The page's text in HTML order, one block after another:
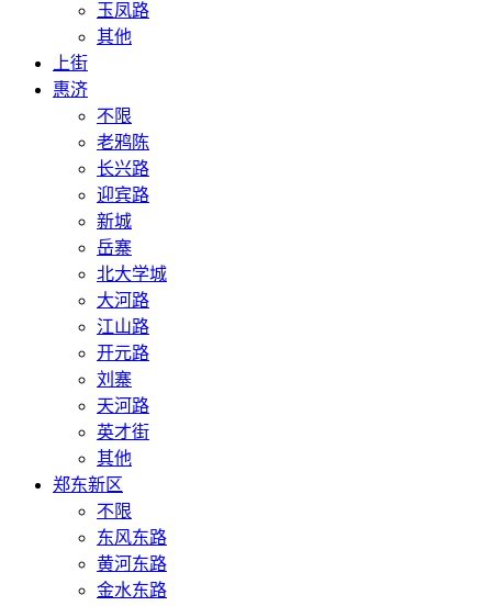
玉凤路
其他
上街
惠济
不限
老鸦陈
长兴路
迎宾路
新城
岳寨
北大学城
大河路
江山路
开元路
刘寨
天河路
英才街
其他
郑东新区
不限
东风东路
黄河东路
金水东路